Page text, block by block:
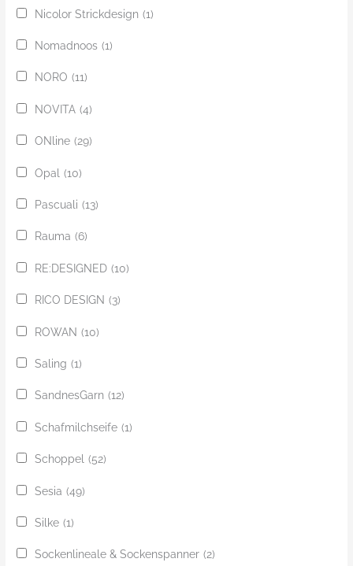
Nicolor Strickdesign (1)
Nomadnoos (1)
NORO (11)
NOVITA (4)
ONline (29)
Opal (10)
Pascuali (13)
Rauma (6)
RE:DESIGNED (10)
RICO DESIGN (3)
ROWAN (10)
Saling (1)
SandnesGarn (12)
Schafmilchseife (1)
Schoppel (52)
Sesia (49)
Silke (1)
Sockenlineale & Sockenspanner (2)